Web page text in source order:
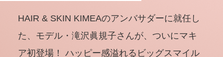
HAIR & SKIN KIMEAのアンバサダーに就任し
た、モデル・滝沢眞規子さんが、ついにマキ
ア初登場！ ハッピー感溢れるビッグスマイル